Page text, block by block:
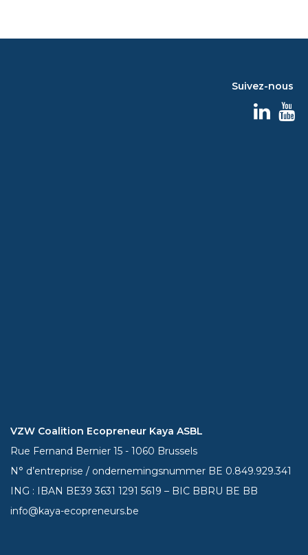
Suivez-nous
VZW Coalition Ecopreneur Kaya ASBL
Rue Fernand Bernier 15 - 1060 Brussels
N° d’entreprise / ondernemingsnummer BE 0.849.929.341
ING : IBAN BE393631 1291 5619 – BIC BBRU BE BB
info@kaya-ecopreneurs.be